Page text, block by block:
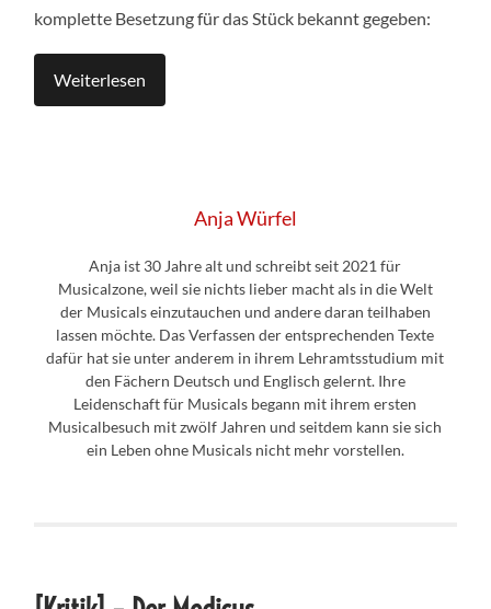
komplette Besetzung für das Stück bekannt gegeben:
Weiterlesen
Anja Würfel
Anja ist 30 Jahre alt und schreibt seit 2021 für
Musicalzone, weil sie nichts lieber macht als in die Welt
der Musicals einzutauchen und andere daran teilhaben
lassen möchte. Das Verfassen der entsprechenden Texte
dafür hat sie unter anderem in ihrem Lehramtsstudium mit
den Fächern Deutsch und Englisch gelernt. Ihre
Leidenschaft für Musicals begann mit ihrem ersten
Musicalbesuch mit zwölf Jahren und seitdem kann sie sich
ein Leben ohne Musicals nicht mehr vorstellen.